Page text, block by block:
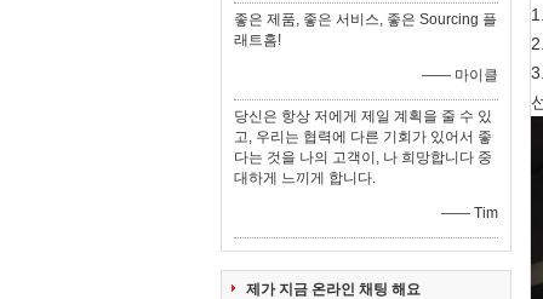
좋은 제품, 좋은 서비스, 좋은 Sourcing 플
래트홈!
—— 마이클
당신은 항상 저에게 제일 계획을 줄 수 있
고, 우리는 협력에 다른 기회가 있어서 좋
다는 것을 나의 고객이, 나 희망합니다 중
대하게 느끼게 합니다.
—— Tim
제가 지금 온라인 채팅 해요